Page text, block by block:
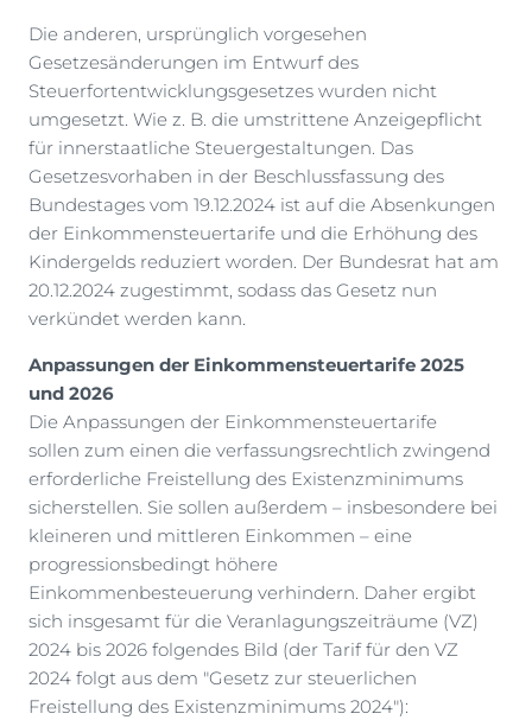
Die anderen, ursprünglich vorgesehen
Gesetzesänderungen im Entwurf des
Steuerfortentwicklungsgesetzes wurden nicht
umgesetzt. Wie z. B. die umstrittene Anzeigepflicht
für innerstaatliche Steuergestaltungen. Das
Gesetzesvorhaben in der Beschlussfassung des
Bundestages vom 19.12.2024 ist auf die Absenkungen
der Einkommensteuertarife und die Erhöhung des
Kindergelds reduziert worden. Der Bundesrat hat am
20.12.2024 zugestimmt, sodass das Gesetz nun
verkündet werden kann.
Anpassungen der Einkommensteuertarife 2025
und 2026
Die Anpassungen der Einkommensteuertarife
sollen zum einen die verfassungsrechtlich zwingend
erforderliche Freistellung des Existenzminimums
sicherstellen. Sie sollen außerdem – insbesondere bei
kleineren und mittleren Einkommen – eine
progressionsbedingt höhere
Einkommenbesteuerung verhindern. Daher ergibt
sich insgesamt für die Veranlagungszeiträume (VZ)
2024 bis 2026 folgendes Bild (der Tarif für den VZ
2024 folgt aus dem "Gesetz zur steuerlichen
Freistellung des Existenzminimums 2024"):